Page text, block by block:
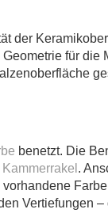
der
für die
benetzt. Die
Kammerrakel .
Vertiefungen